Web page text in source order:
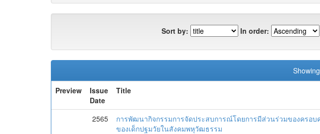
Sort by: In order:
Preview
Issue
Date
Title
2565
การพัฒนากิจกรรมการจัดประสบการณ์โดยการมีส่วนร่วมของครอบ
ของเด็กปฐมวัยในสังคมพหุวัฒธรรม